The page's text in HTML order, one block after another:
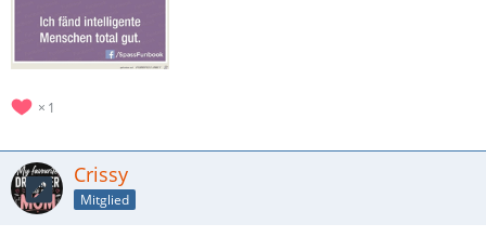
1
Crissy
Mitglied